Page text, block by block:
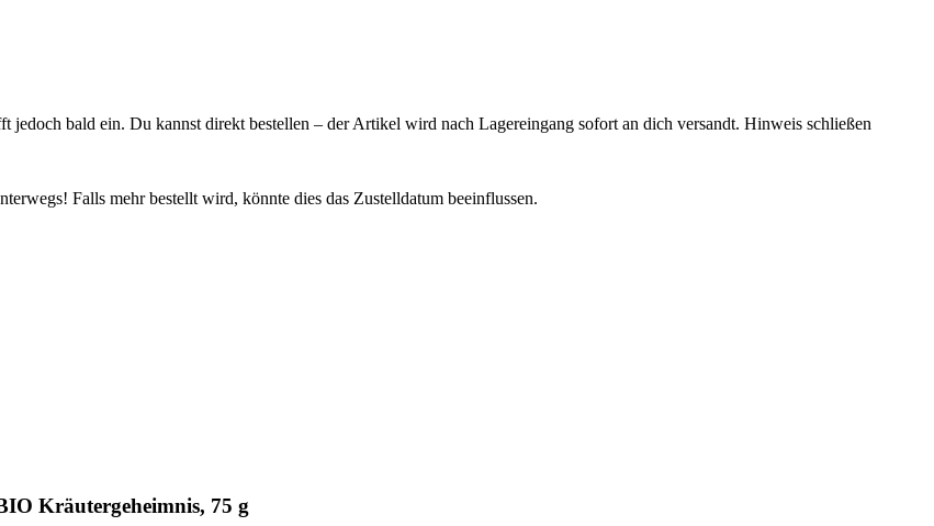
jedoch bald ein. Du kannst direkt bestellen – der Artikel wird nach Lagereingang sofort an dich versandt. Hinweis schließen
Falls mehr bestellt wird, könnte dies das Zustelldatum beeinflussen.
Kräutergeheimnis, 75 g